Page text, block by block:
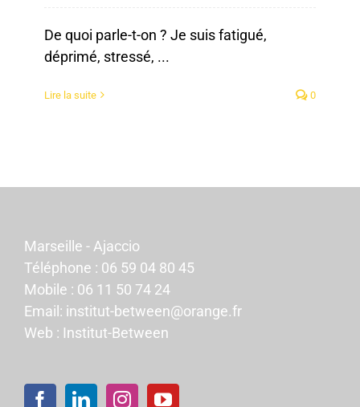
De quoi parle-t-on ? Je suis fatigué,
déprimé, stressé, ...
Lire la suite 0
Marseille - Ajaccio
Téléphone : 06 59 04 80 45
Mobile : 06 11 50 74 24
Email: institut-between@orange.fr
Web : Institut-Between